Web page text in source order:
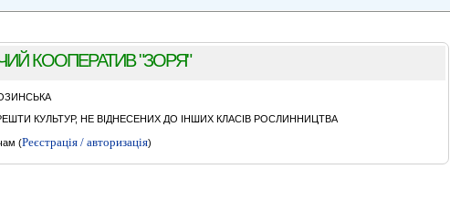
КООПЕРАТИВ "ЗОРЯ"
КУЛЬТУР, НЕ ВІДНЕСЕНИХ ДО ІНШИХ КЛАСІВ РОСЛИННИЦТВА
(Реєстрація / авторизація)